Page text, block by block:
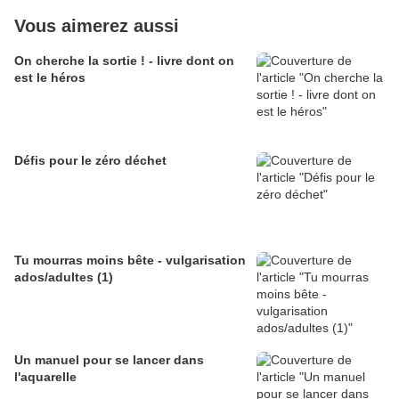
Vous aimerez aussi
On cherche la sortie ! - livre dont on
est le héros
Défis pour le zéro déchet
Tu mourras moins bête - vulgarisation
ados/adultes (1)
Un manuel pour se lancer dans
l'aquarelle